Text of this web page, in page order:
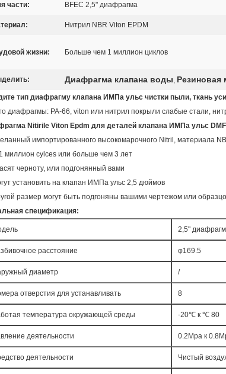
части: BFEC 2,5" диафрагма
Нитрил NBR Viton EPDM
жизни: Больше чем 1 миллион циклов
Диафрагма клапана воды, Резиновая
тип диафрагму клапана ИМПа ульс чистки пыли, ткань
диафрагмы: PA-66, viton или нитрил покрыли слабые стали,
Nitirile Viton Epdm для деталей клапана ИМПа ульс
импортированного высокомарочного Nitril, материала
миллион cylces или больше чем 3 лет
черноту, или подгонянный вами
установить на клапан ИМПа ульс 2,5 дюймов
размер могут быть подгоняны вашими чертежом или
спецификация:
2,5"
расстояние φ169.5
диаметр /
отверстия для устанавливать 8
температура окружающей среды -20℃ к ℃ 80
деятельности 0.2Mpa к
деятельности Чистый